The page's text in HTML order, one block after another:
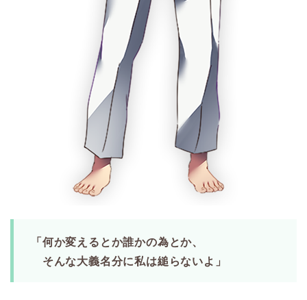
「何か変えるとか誰かの為とか、
そんな大義名分に私は縋らないよ」